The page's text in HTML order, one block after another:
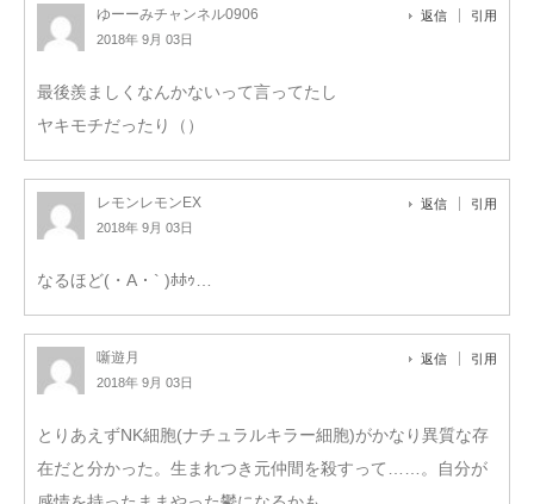
ゆーーみチャンネル0906
2018年 9月 03日
返信 引用
最後羨ましくなんかないって言ってたし
ヤキモチだったり（）
レモンレモンEX
2018年 9月 03日
返信 引用
なるほど(・А・` )ﾎﾎｩ…
噺遊月
2018年 9月 03日
返信 引用
とりあえずNK細胞(ナチュラルキラー細胞)がかなり異質な存
在だと分かった。生まれつき元仲間を殺すって……。自分が